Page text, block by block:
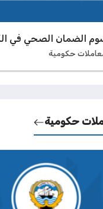
الضمان الصحي في
حكومية
حكومية